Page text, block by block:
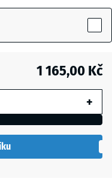
1 165,00 Kč
+